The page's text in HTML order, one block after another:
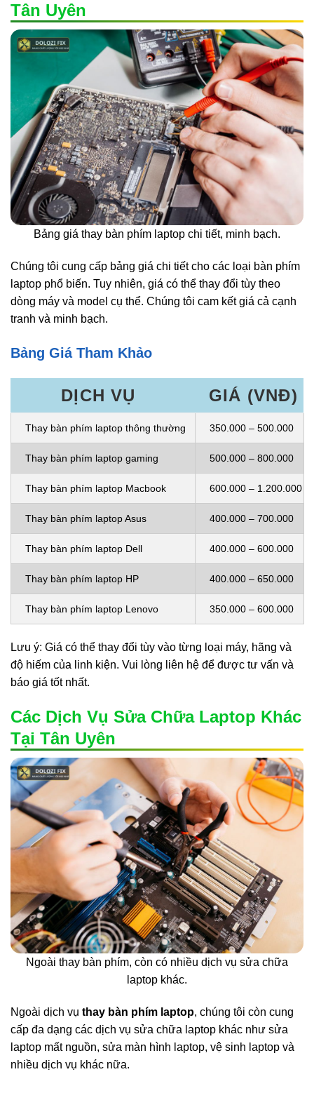
Tân Uyên
Bảng giá thay bàn phím laptop chi tiết, minh bạch.
Chúng tôi cung cấp bảng giá chi tiết cho các loại bàn phím
laptop phổ biến. Tuy nhiên, giá có thể thay đổi tùy theo
dòng máy và model cụ thể. Chúng tôi cam kết giá cả cạnh
tranh và minh bạch.
Bảng Giá Tham Khảo
DỊCH VỤ GIÁ (VNĐ)
Thay bàn phím laptop thông thường 350.000 – 500.000
Thay bàn phím laptop gaming 500.000 – 800.000
Thay bàn phím laptop Macbook 600.000 – 1.200.000
Thay bàn phím laptop Asus 400.000 – 700.000
Thay bàn phím laptop Dell 400.000 – 600.000
Thay bàn phím laptop HP 400.000 – 650.000
Thay bàn phím laptop Lenovo 350.000 – 600.000
Lưu ý: Giá có thể thay đổi tùy vào từng loại máy, hãng và
độ hiếm của linh kiện. Vui lòng liên hệ để được tư vấn và
báo giá tốt nhất.
Các Dịch Vụ Sửa Chữa Laptop Khác
Tại Tân Uyên
Ngoài thay bàn phím, còn có nhiều dịch vụ sửa chữa
laptop khác.
Ngoài dịch vụ thay bàn phím laptop, chúng tôi còn cung
cấp đa dạng các dịch vụ sửa chữa laptop khác như sửa
laptop mất nguồn, sửa màn hình laptop, vệ sinh laptop và
nhiều dịch vụ khác nữa.